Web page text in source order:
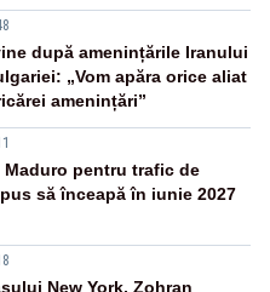
după amenințările Iranului
„Vom apăra orice aliat
amenințări”
Maduro pentru trafic de
să înceapă în iunie 2027
New York, Zohran